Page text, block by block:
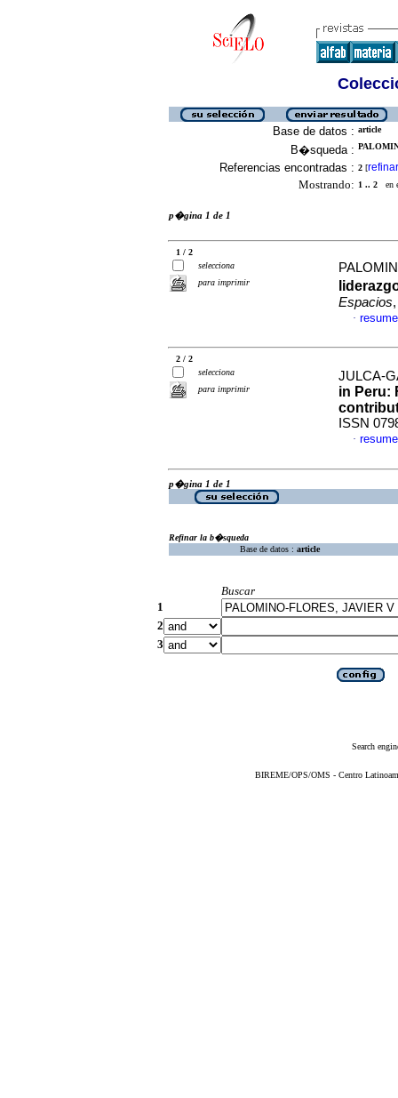
Base de datos : article
B�squeda :
Referencias encontradas : 2 [refinar
Mostrando: 1 .. 2 en
p�gina 1 de 1
1 / 2
selecciona
para imprimir
Espacios
·
2 / 2
selecciona
para imprimir
JULCA-
in Peru:
ISSN
·
p�gina 1 de 1
Refinar la b�squeda
Base de datos : article
Buscar
1
2
3
Search
BIREME/OPS/OMS - Centro